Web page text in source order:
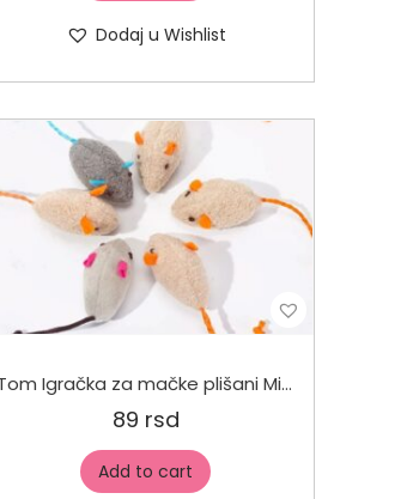
Dodaj u Wishlist
Tom Igračka za mačke plišani Miš 5cm
89 rsd
Add to cart